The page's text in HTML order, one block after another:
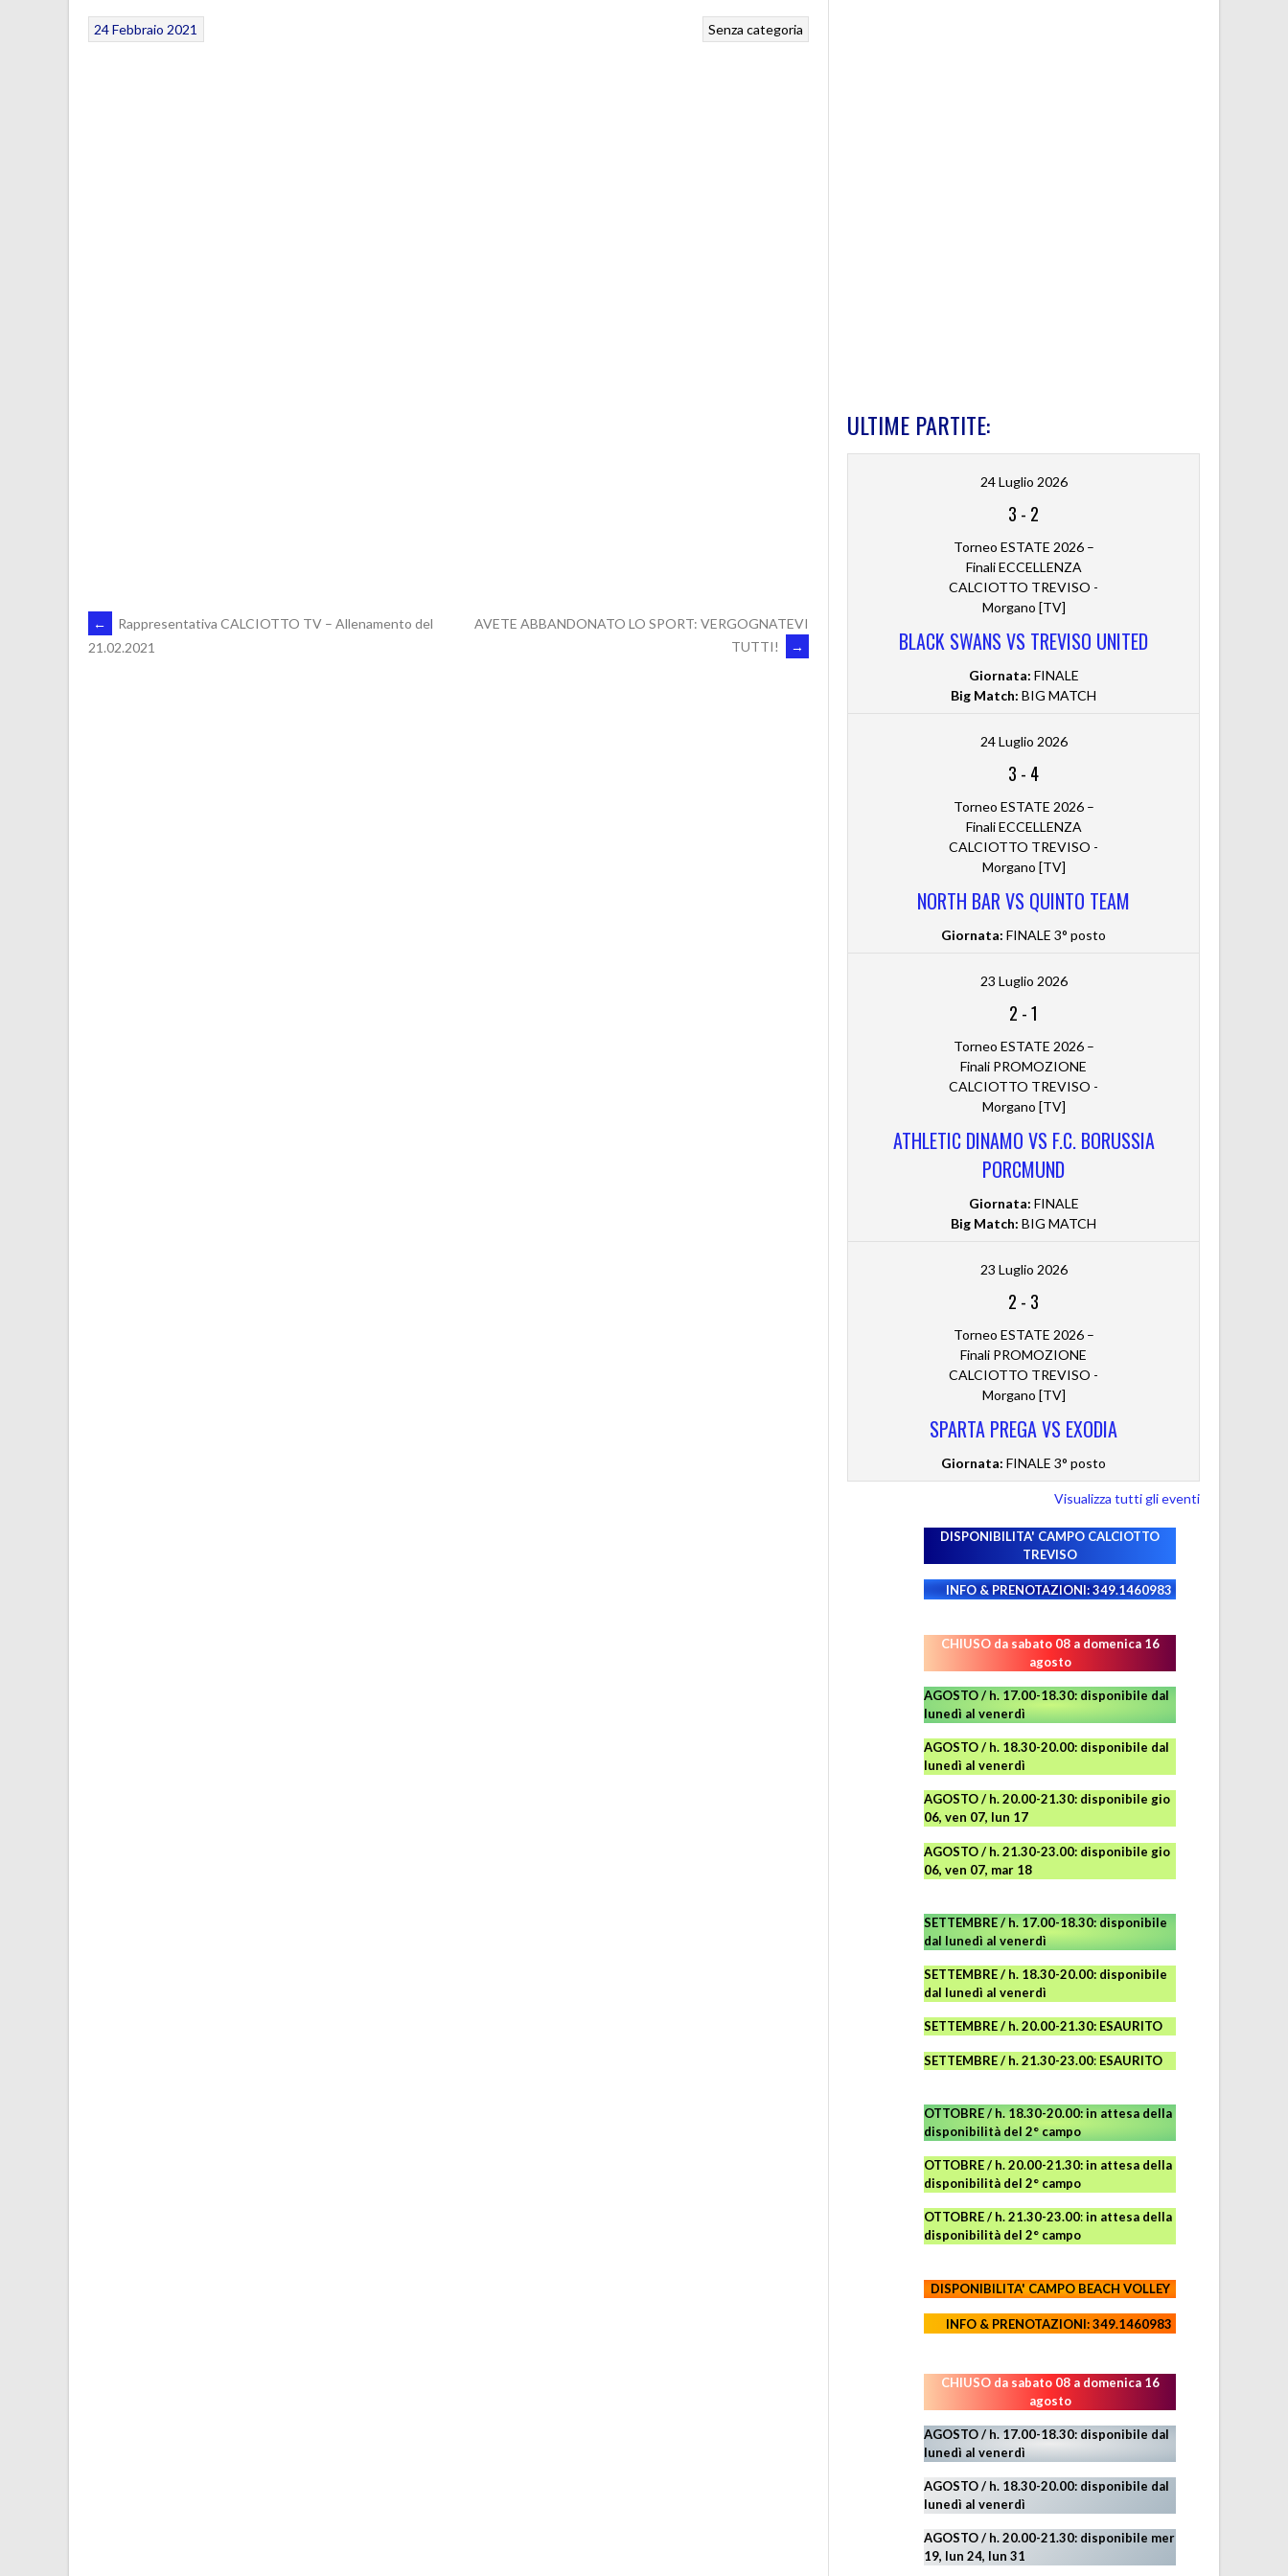
Senza categoria
24 Febbraio 2021
POST
←
Rappresentativa CALCIOTTO TV – Allenamento del
21.02.2021
AVETE ABBANDONATO LO SPORT: VERGOGNATEVI
TUTTI!
→
ULTIME PARTITE:
24 Luglio 2026
3 - 2
Torneo ESTATE 2026 –
Finali ECCELLENZA
CALCIOTTO TREVISO -
Morgano [TV]
BLACK SWANS VS TREVISO UNITED
Giornata: FINALE
Big Match: BIG MATCH
24 Luglio 2026
3 - 4
Torneo ESTATE 2026 –
Finali ECCELLENZA
CALCIOTTO TREVISO -
Morgano [TV]
NORTH BAR VS QUINTO TEAM
Giornata: FINALE 3° posto
23 Luglio 2026
2 -1
Torneo ESTATE 2026 –
Finali PROMOZIONE
CALCIOTTO TREVISO -
Morgano [TV]
ATHLETIC DINAMO VS F.C. BORUSSIA
PORCMUND
Giornata: FINALE
Big Match: BIG MATCH
23 Luglio 2026
2 - 3
Torneo ESTATE 2026 –
Finali PROMOZIONE
CALCIOTTO TREVISO -
Morgano [TV]
SPARTA PREGA VS EXODIA
Giornata: FINALE 3° posto
Visualizza tutti gli eventi
DISPONIBILITA' CAMPO CALCIOTTO
TREVISO
INFO & PRENOTAZIONI: 349.1460983
CHIUSO da sabato 08 a domenica 16
agosto
AGOSTO / h. 17.00-18.30: disponibile dal
lunedì al venerdì
AGOSTO/ h. 18.30-20.00: disponibile dal
lunedì al venerdì
AGOSTO / h. 20.00-21.30: disponibile gio
06, ven 07, lun 17
AGOSTO/ h. 21.30-23.00: disponibile gio
06, ven 07, mar 18
SETTEMBRE / h. 17.00-18.30: disponibile
dal lunedì al venerdì
SETTEMBRE / h. 18.30-20.00: disponibile
dal lunedì al venerdì
SETTEMBRE / h. 20.00-21.30: ESAURITO
SETTEMBRE / h. 21.30-23.00: ESAURITO
OTTOBRE / h. 18.30-20.00:in attesa della
disponibilità del 2° campo
OTTOBRE / h. 20.00-21.30:in attesa della
disponibilità del 2° campo
OTTOBRE / h. 21.30-23.00:in attesa della
disponibilità del 2° campo
DISPONIBILITA' CAMPOBEACH VOLLEY
INFO & PRENOTAZIONI: 349.1460983
CHIUSO da sabato 08 a domenica 16
agosto
AGOSTO / h. 17.00-18.30: disponibile dal
lunedì al venerdì
AGOSTO/ h. 18.30-20.00: disponibile dal
lunedì al venerdì
AGOSTO / h. 20.00-21.30: disponibile mer
19, lun 24, lun 31